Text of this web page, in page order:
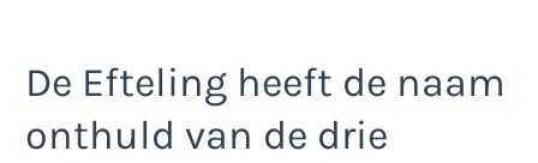
De Efteling heeft de naam
onthuld van de drie